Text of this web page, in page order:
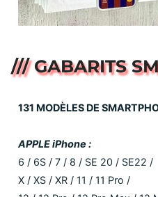
/// GABARITS
131 MODÈLES DE
APPLE iPhone :
6 / 6S / 7 / 8 / SE 20 / SE22 /
X / XS / XR / 11 / 11 Pro /